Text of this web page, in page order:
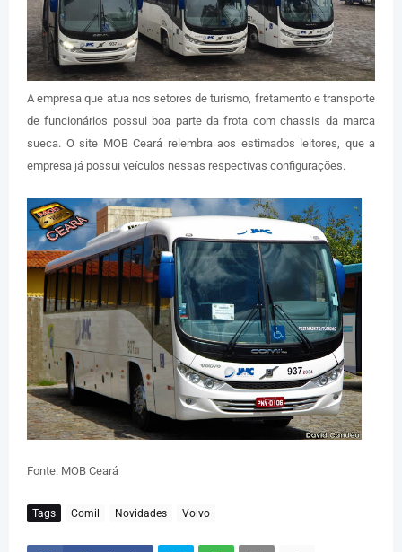
A empresa que atua nos setores de turismo, fretamento e transporte
de funcionários possui boa parte da frota com chassis da marca
sueca. O site MOB Ceará relembra aos estimados leitores, que a
empresa já possui veículos nessas respectivas configurações.
Fonte: MOB Ceará
Tags Comil Novidades Volvo